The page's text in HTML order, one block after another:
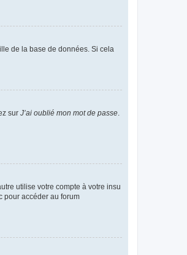
de la base de données. Si cela
sur J’ai oublié mon mot de passe
utilise votre compte à votre insu
pour accéder au forum